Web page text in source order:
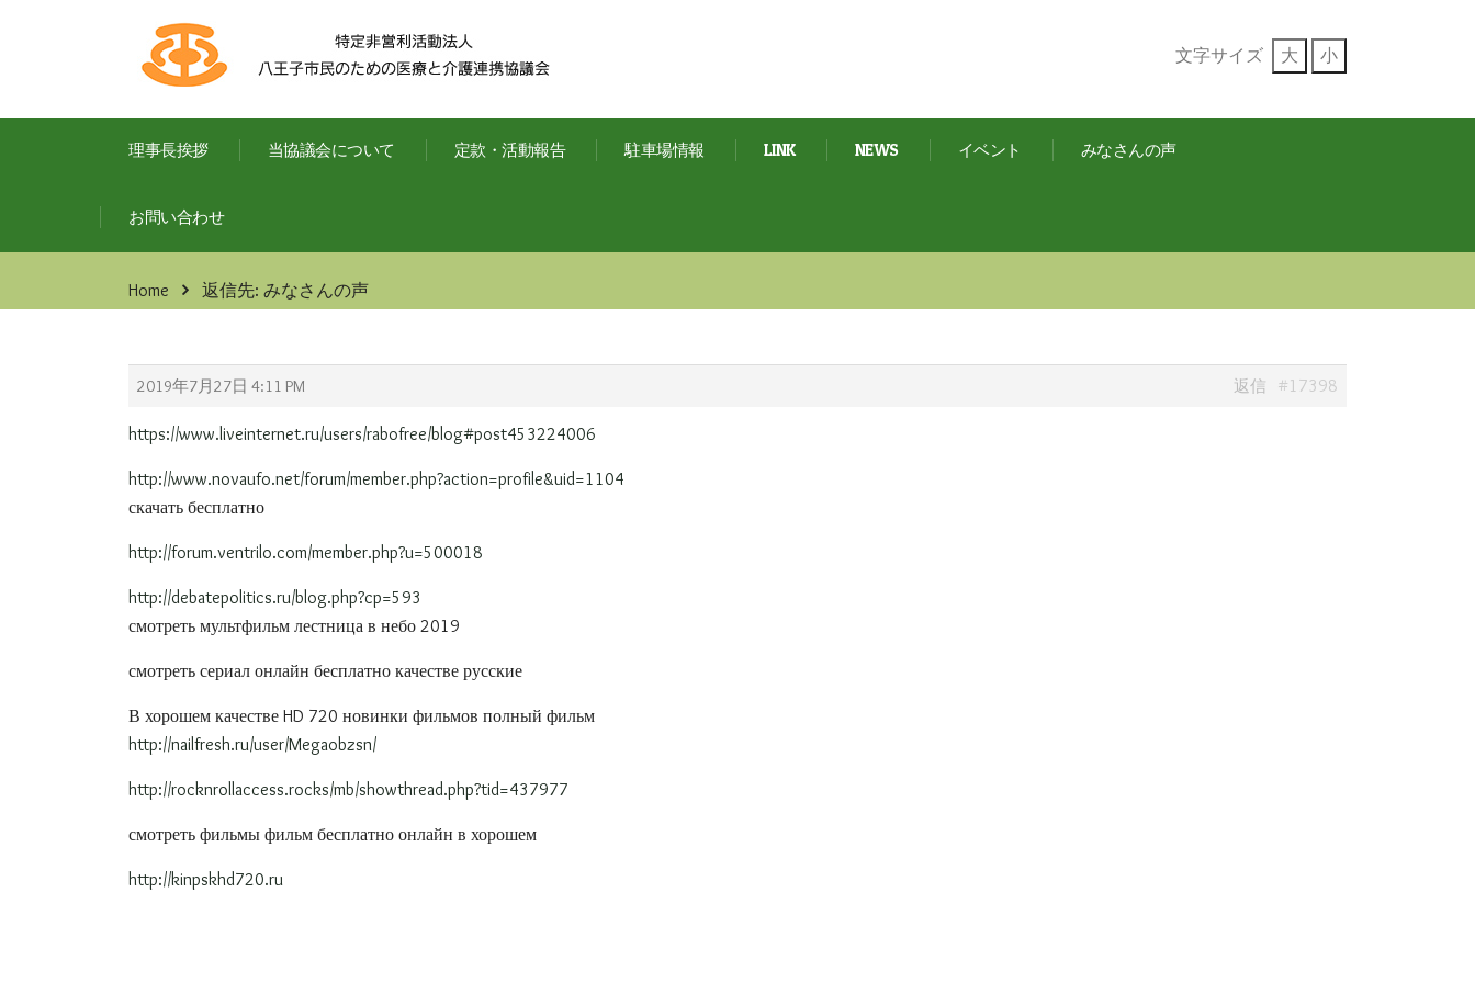
文字サイズ 大 小
理事長挨拶 当協議会について 定款・活動報告 駐車場情報 LINK NEWS イベント みなさんの声
お問い合わせ
Home 返信先: みなさんの声
2019年7月27日 4:11 PM #17398
返信
https://www.liveinternet.ru/users/rabofree/blog#post453224006
http://www.novaufo.net/forum/member.php?action=profile&uid=1104
скачать бесплатно
http://forum.ventrilo.com/member.php?u=500018
http://debatepolitics.ru/blog.php?cp=593
смотреть мультфильм лестница в небо 2019
смотреть сериал онлайн бесплатно качестве русские
В хорошем качестве HD 720 новинки фильмов полный фильм
http://nailfresh.ru/user/Megaobzsn/
http://rocknrollaccess.rocks/mb/showthread.php?tid=437977
смотреть фильмы фильм бесплатно онлайн в хорошем
http://kinpskhd720.ru